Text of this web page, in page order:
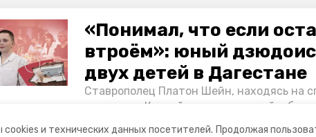
и технических данных посетителей. Продолжая
«Понимал, что если
втроём»: юный
двух детей в Дагестане
Ставрополец Платон Шейн, находясь на
тонущих в Каспийском море детей и
новости
ставрополь